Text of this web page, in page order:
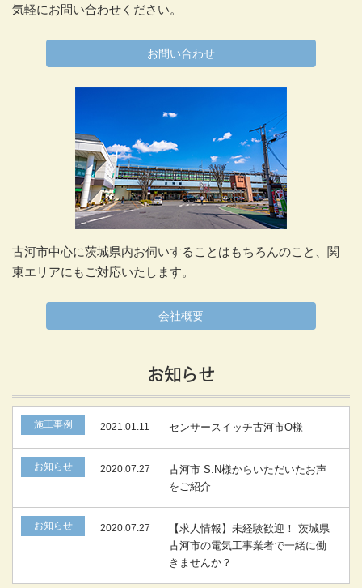
気軽にお問い合わせください。
お問い合わせ
古河市中心に茨城県内お伺いすることはもちろんのこと、関
東エリアにもご対応いたします。
会社概要
お知らせ
施工事例 2021.01.11 センサースイッチ古河市O様
お知らせ 2020.07.27
古河市 S.N様からいただいたお声
をご紹介
お知らせ 2020.07.27
【求人情報】未経験歓迎！ 茨城県
古河市の電気工事業者で一緒に働
きませんか？